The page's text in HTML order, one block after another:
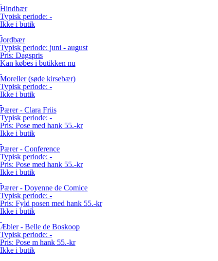
Hindbær
Typisk periode: -
Ikke i butik
Jordbær
Typisk periode: juni - august
Pris: Dagspris
Kan købes i butikken nu
Moreller (søde kirsebær)
Typisk periode: -
Ikke i butik
Pærer - Clara Friis
Typisk periode: -
Pris: Pose med hank 55.-kr
Ikke i butik
Pærer - Conference
Typisk periode: -
Pris: Pose med hank 55.-kr
Ikke i butik
Pærer - Doyenne de Comice
Typisk periode: -
Pris: Fyld posen med hank 55.-kr
Ikke i butik
Æbler - Belle de Boskoop
Typisk periode: -
Pris: Pose m hank 55.-kr
Ikke i butik